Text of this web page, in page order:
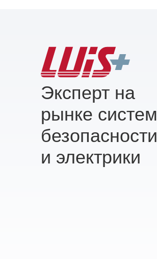
Эксперт на
рынке систем
безопасности
и электрики